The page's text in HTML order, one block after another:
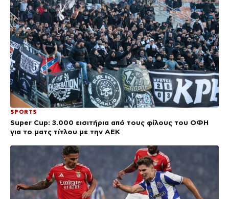
SPORTS
Super Cup: 3.000 εισιτήρια από τους φίλους του ΟΦΗ
για το ματς τίτλου με την ΑΕΚ